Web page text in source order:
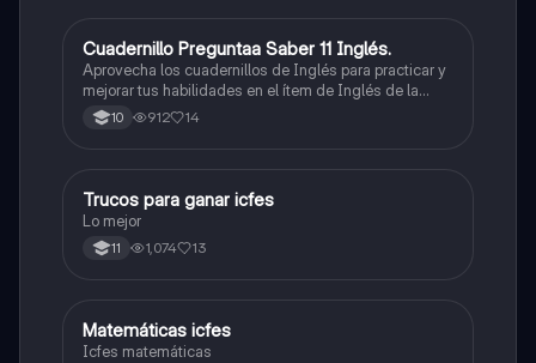
ICFES: Inglés
Cuadernillo Preguntaa Saber 11 Inglés.
Aprovecha los cuadernillos de Inglés para practicar y
mejorar tus habilidades en el ítem de Inglés de la
Prueba Saber 11. 🫡
10 912 14
Química
Trucos para ganar icfes
Lo mejor
11 1,074 13
ICFES: Matemáticas
Matemáticas icfes
Icfes matemáticas